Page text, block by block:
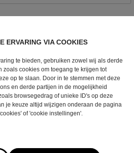
ERVARING VIA COOKIES
te bieden, gebruiken zowel wij als derde
zoals cookies om toegang te krijgen tot
op te slaan. Door in te stemmen met deze
en derde partijen in de mogelijkheid
browsegedrag of unieke ID's op deze
je keuze altijd wijzigen onderaan de pagina
of 'cookie instellingen'.